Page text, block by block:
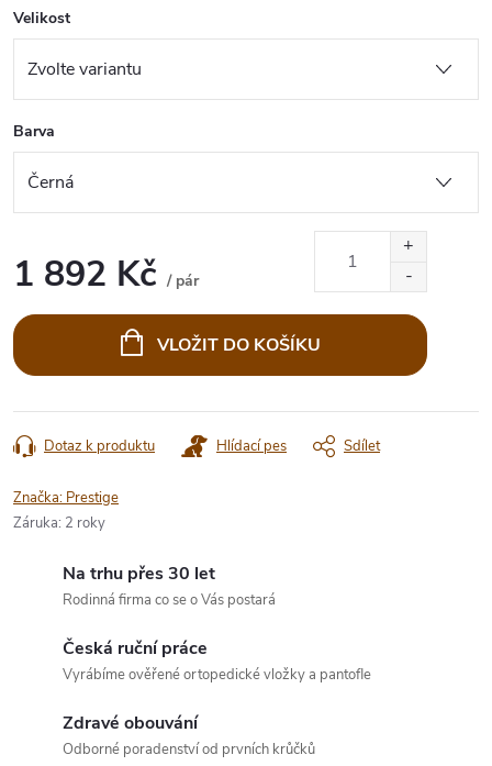
Velikost
Barva
1 892 Kč / pár
cena:
VLOŽIT DO KOŠÍKU
Dotaz k produktu Hlídací pes Sdílet
Značka: Prestige
Záruka: 2 roky
Na trhu přes 30 let
Rodinná firma co se o Vás postará
Česká ruční práce
Vyrábíme ověřené ortopedické vložky a pantofle
Zdravé obouvání
Odborné poradenství od prvních krůčků